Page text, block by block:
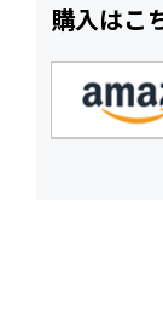
購入はこ